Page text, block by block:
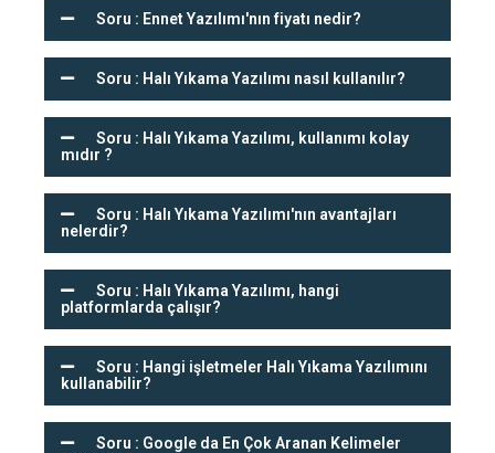
Soru : Ennet Yazılımı'nın fiyatı nedir?
Soru : Halı Yıkama Yazılımı nasıl kullanılır?
Soru : Halı Yıkama Yazılımı, kullanımı kolay
mıdır ?
Soru : Halı Yıkama Yazılımı'nın avantajları
nelerdir?
Soru : Halı Yıkama Yazılımı, hangi
platformlarda çalışır?
Soru : Hangi işletmeler Halı Yıkama Yazılımını
kullanabilir?
Soru : Google da En Çok Aranan Kelimeler